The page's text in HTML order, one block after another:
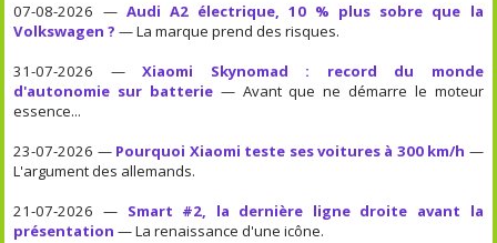
07-08-2026 — Audi A2 électrique, 10 % plus sobre que la
Volkswagen ? — La marque prend des risques.
31-07-2026 —Xiaomi Skynomad : record du monde
d'autonomie sur batterie — Avant que ne démarre le moteur
essence...
23-07-2026 — Pourquoi Xiaomi teste ses voitures à 300 km/h —
L'argument des allemands.
21-07-2026 — Smart #2, la dernière ligne droite avant la
présentation — La renaissance d'une icône.